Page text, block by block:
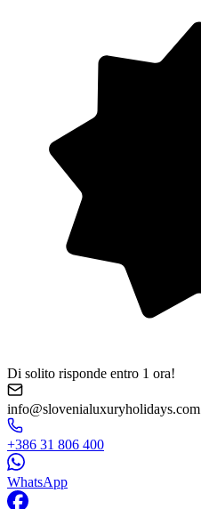
Di solito risponde entro 1 ora!
info@slovenialuxuryholidays.com
+386 31 806 400
WhatsApp